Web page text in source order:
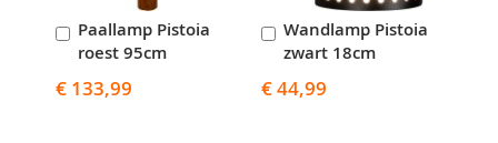
Paallamp Pistoia
roest 95cm
€ 133,99
In
Winkelwagen
Wandlamp Pistoia
zwart 18cm
€ 44,99
In
Winkelwagen